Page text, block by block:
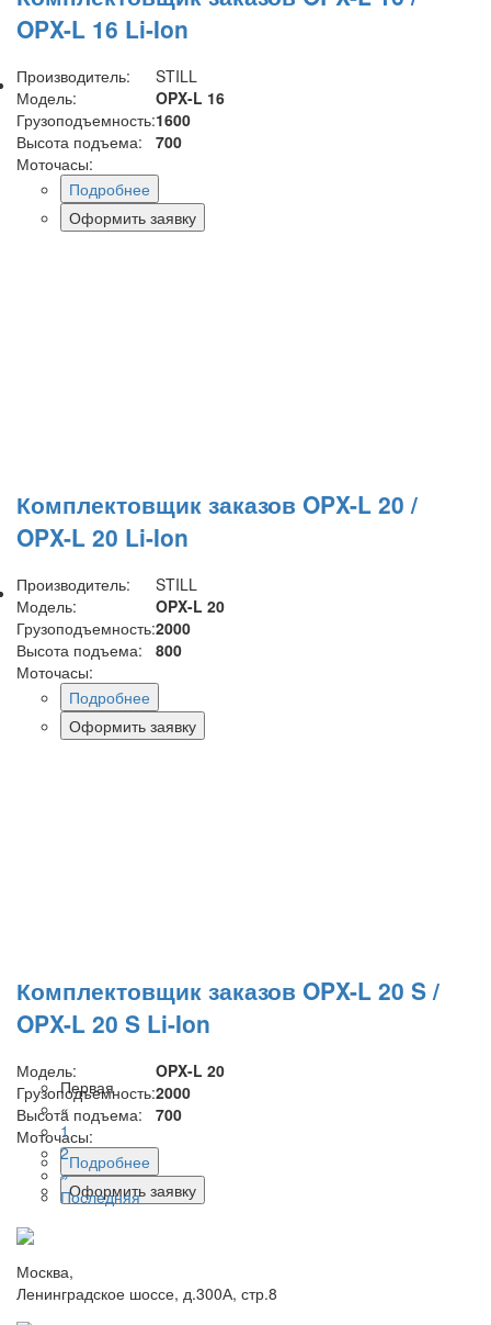
OPX-L 16 Li-Ion
Производитель:
STILL
Модель:
OPX-L 16
Грузоподъемность:1600
Высота подъема:
700
Моточасы:
Подробнее
Оформить заявку
Комплектовщик заказов OPX-L 20 /
OPX-L 20 Li-Ion
Производитель:
STILL
Модель:
OPX-L 20
Грузоподъемность:2000
Высота подъема:
800
Моточасы:
Подробнее
Оформить заявку
Комплектовщик заказов OPX-L 20 S /
OPX-L 20 S Li-Ion
Модель:
OPX-L 20
Грузоподъемность:2000
Высота подъема:
700
Моточасы:
Подробнее
Оформить заявку
Первая
«
1
2
»
Последняя
Москва,
Ленинградское шоссе, д.300А, стр.8